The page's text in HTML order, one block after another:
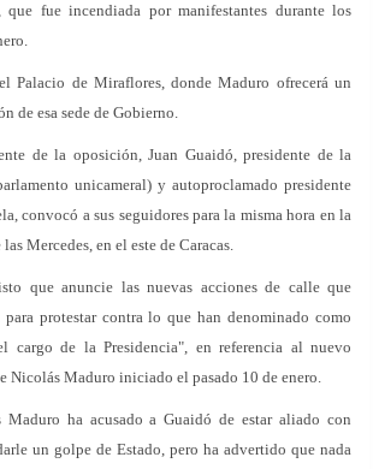
que fue incendiada por manifestantes durante los
Palacio de Miraflores, donde Maduro ofrecerá un
de esa sede de Gobierno.
de la oposición, Juan Guaidó, presidente de la
unicameral) y autoproclamado presidente
convocó a sus seguidores para la misma hora en la
Mercedes, en el este de Caracas.
que anuncie las nuevas acciones de calle que
protestar contra lo que han denominado como
cargo de la Presidencia", en referencia al nuevo
Nicolás Maduro iniciado el pasado 10 de enero.
Maduro ha acusado a Guaidó de estar aliado con
un golpe de Estado, pero ha advertido que nada